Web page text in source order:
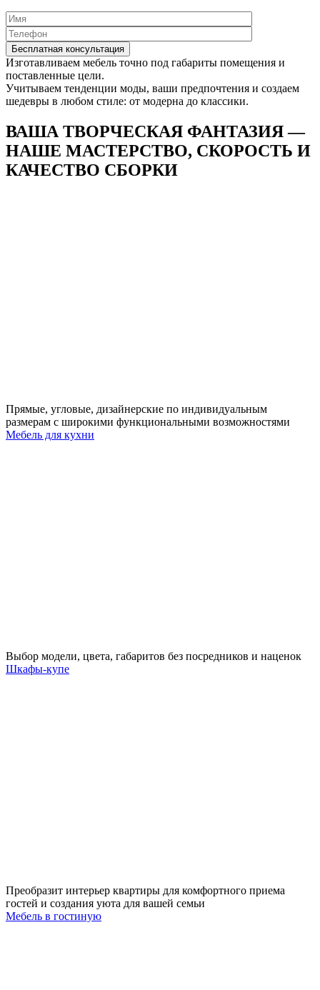
Изготавливаем мебель точно под габариты помещения и
поставленные цели.
Учитываем тенденции моды, ваши предпочтения и создаем
шедевры в любом стиле: от модерна до классики.
ВАША ТВОРЧЕСКАЯ ФАНТАЗИЯ —
НАШЕ МАСТЕРСТВО, СКОРОСТЬ И
КАЧЕСТВО СБОРКИ
Прямые, угловые, дизайнерские по индивидуальным
размерам с широкими функциональными возможностями
Мебель для кухни
Выбор модели, цвета, габаритов без посредников и наценок
Шкафы-купе
Преобразит интерьер квартиры для комфортного приема
гостей и создания уюта для вашей семьи
Мебель в гостиную